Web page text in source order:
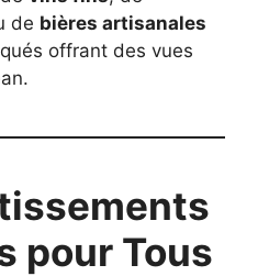
de bières artisanales
offrant des vues
pour Tous